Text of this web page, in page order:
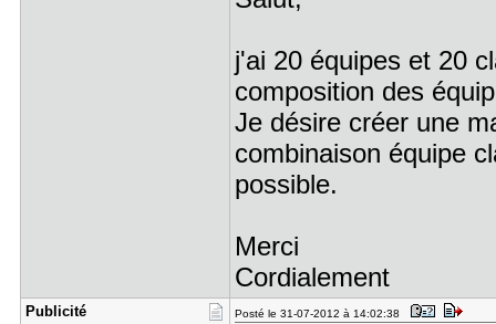
j'ai 20 équipes et 20
composition des
Je désire créer une
combinaison équipe
possible.
Merci
Cordialement
Publicité Posté le 31-07-2012 à 14:02:38